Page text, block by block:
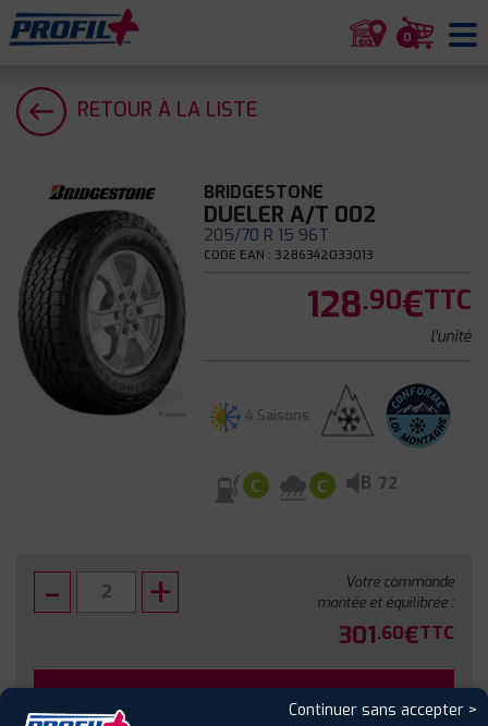
0
RETOUR À LA LISTE
BRIDGESTONE
DUELER A/T 002
205/70 R 15 96T
CODE EAN : 3286342033013
128.90€TTC
l'unité
4 Saisons
C C B 72
Votre commande
montée et équilibrée :
301.60€TTC
Continuer sans accepter >